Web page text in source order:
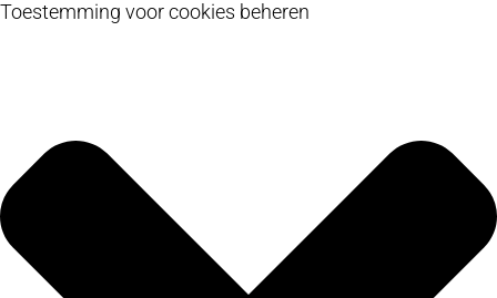
Toestemming voor cookies beheren